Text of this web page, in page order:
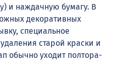
и наждачную бумагу. В
декоративных
специальное
старой краски и
обычно уходит полтора-